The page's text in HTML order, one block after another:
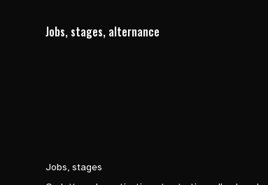
Jobs, stages, alternance
Jobs, stages